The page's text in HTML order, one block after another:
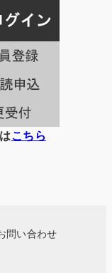
こちら
問い合わせ